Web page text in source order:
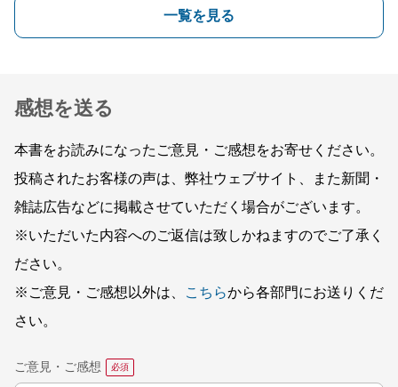
一覧を見る
感想を送る
本書をお読みになったご意見・ご感想をお寄せください。
投稿されたお客様の声は、弊社ウェブサイト、また新聞・
雑誌広告などに掲載させていただく場合がございます。
※いただいた内容へのご返信は致しかねますのでご了承く
ださい。
※ご意見・ご感想以外は、
こちらから各部門にお送りくだ
さい。
ご意見・ご感想